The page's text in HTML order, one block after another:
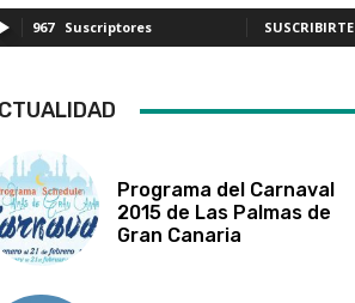
967 Suscriptores SUSCRIBIRTE
Programa del Carnaval
2015 de Las Palmas de
Gran Canaria